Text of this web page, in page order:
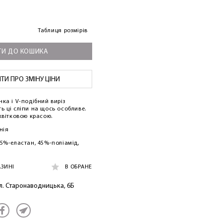
Таблиця розмірів
ДО КОШИКА
ПРО ЗМІНУ ЦІНИ
і V-подібний виріз
ці сліпи на щось особливе.
красою.
еластан, 45%-поліамід,
В ОБРАНЕ
Старонаводницька, 6Б